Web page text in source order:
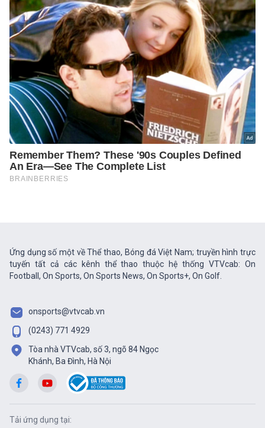
Ứng dụng số một về Thể thao, Bóng đá Việt Nam; truyền hình trực
tuyến tất cả các kênh thể thao thuộc hệ thống VTVcab: On
Football, On Sports, On Sports News, On Sports+, On Golf.
onsports@vtvcab.vn
(0243) 771 4929
Tòa nhà VTVcab, số 3, ngõ 84 Ngọc
Khánh, Ba Đình, Hà Nội
Tải ứng dụng tại: